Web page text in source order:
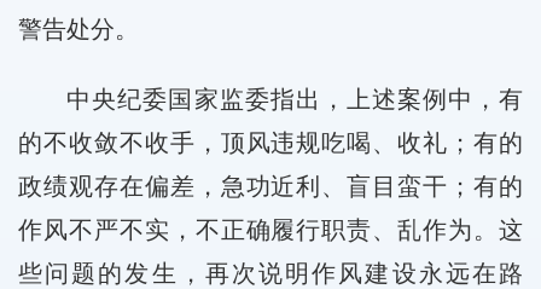
警告处分。
中央纪委国家监委指出，上述案例中，有
的不收敛不收手，顶风违规吃喝、收礼；有的
政绩观存在偏差，急功近利、盲目蛮干；有的
作风不严不实，不正确履行职责、乱作为。这
些问题的发生，再次说明作风建设永远在路